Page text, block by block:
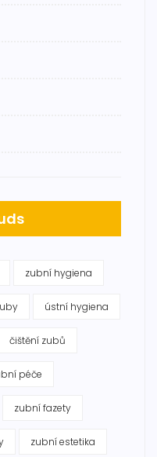
zubní hygiena
ústní hygiena
čištění zubů
péče
zubní fazety
zubní estetika